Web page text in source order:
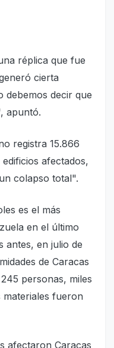
réplica que fue
cierta
debemos decir que
apuntó.
registra 15.866
afectados,
colapso total".
es el más
en el último
antes, en julio de
de Caracas
personas, miles
fueron
afectaron Caracas